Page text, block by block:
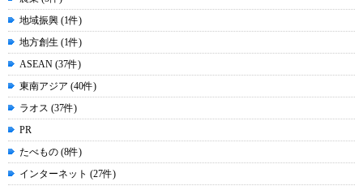
地域振興 (1件)
地方創生 (1件)
ASEAN (37件)
東南アジア (40件)
ラオス (37件)
PR
たべもの (8件)
インターネット (27件)